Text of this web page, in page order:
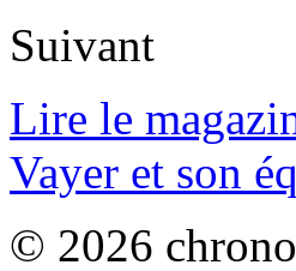
Suivant
Lire le
Vayer et son
© 2026